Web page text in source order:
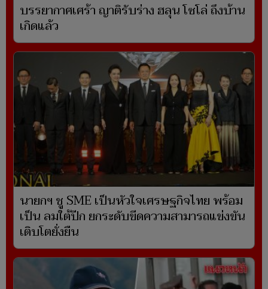
บรรยากาศเศร้า ญาติรับร่าง ฮลุน โซโล่ ถึงบ้าน
เกิดแล้ว
นายกฯ ชู SME เป็นหัวใจเศรษฐกิจไทย พร้อม
เป็น ลมใต้ปีก ยกระดับขีดความสามารถแข่งขัน
เติบโตยั่งยืน